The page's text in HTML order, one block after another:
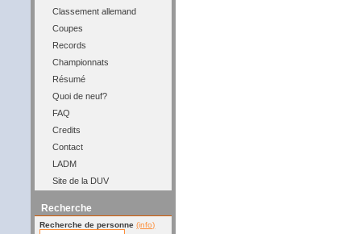
Classement allemand
Coupes
Records
Championnats
Résumé
Quoi de neuf?
FAQ
Credits
Contact
LADM
Site de la DUV
Recherche
Recherche de personne (info)